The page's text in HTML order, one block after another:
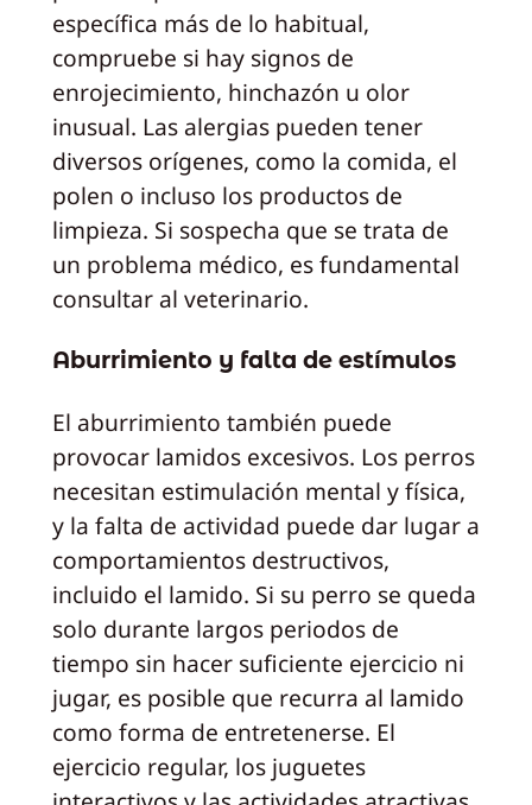
específica más de lo habitual,
compruebe si hay signos de
enrojecimiento, hinchazón u olor
inusual. Las alergias pueden tener
diversos orígenes, como la comida, el
polen o incluso los productos de
limpieza. Si sospecha que se trata de
un problema médico, es fundamental
consultar al veterinario.
Aburrimiento y falta de estímulos
El aburrimiento también puede
provocar lamidos excesivos. Los perros
necesitan estimulación mental y física,
y la falta de actividad puede dar lugar a
comportamientos destructivos,
incluido el lamido. Si su perro se queda
solo durante largos periodos de
tiempo sin hacer suficiente ejercicio ni
jugar, es posible que recurra al lamido
como forma de entretenerse. El
ejercicio regular, los juguetes